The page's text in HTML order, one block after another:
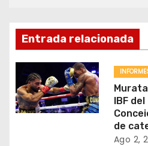
ó
n
d
e
Entrada relacionada
IBF
de
Ago 2,